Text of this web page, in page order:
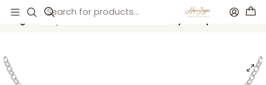
Inicio Catálogo
Gargantilla personalizada de niño con leyenda plata